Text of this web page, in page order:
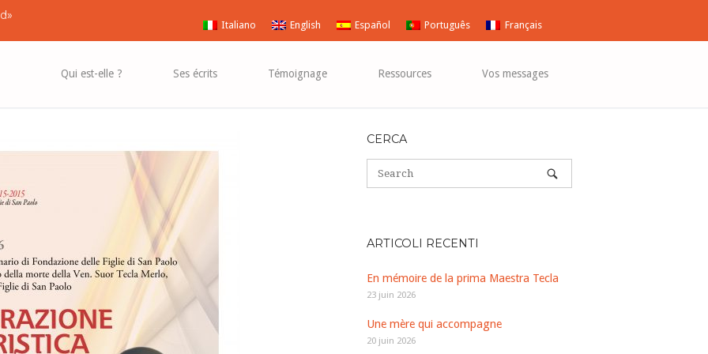
Italiano English Español Português Français
Qui est-elle ? Ses écrits Témoignage Ressources Vos messages
CERCA
ARTICOLI RECENTI
En mémoire de la prima Maestra Tecla
23 juin 2026
Une mère qui accompagne
20 juin 2026